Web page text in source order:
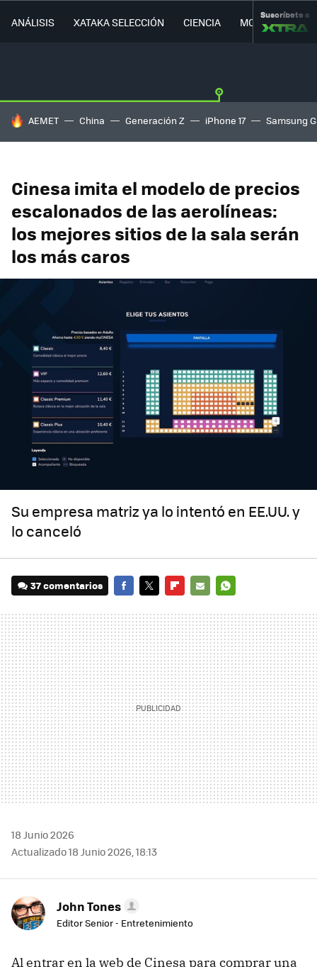
ANÁLISIS XATAKA SELECCIÓN CIENCIA MOVILIDAD
Suscríbete a
HOY SE HABLA DE
AEMET China Generación Z iPhone 17 Samsung
Cinesa imita el modelo de precios
escalonados de las aerolíneas:
los mejores sitios de la sala serán
los más caros
Su empresa matriz ya lo intentó en EE.UU. y
lo canceló
37 comentarios
MAIL
18 Junio 2026
Actualizado 18 Junio 2026, 18:13
John Tones
Editor Senior - Entretenimiento
Al entrar en la web de Cinesa para comprar una